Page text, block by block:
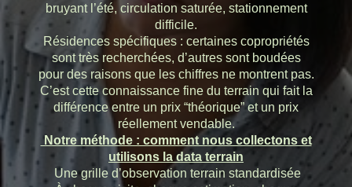
bruyant l’été, circulation saturée, stationnement
difficile.
Résidences spécifiques : certaines copropriétés
sont très recherchées, d’autres sont boudées
pour des raisons que les chiffres ne montrent pas.
C’est cette connaissance fine du terrain qui fait la
différence entre un prix “théorique” et un prix
réellement vendable.
Notre méthode : comment nous collectons et
utilisons la data terrain
Une grille d’observation terrain standardisée